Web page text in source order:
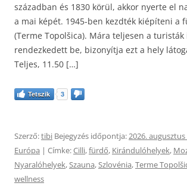
században és 1830 körül, akkor nyerte el
a mai képét. 1945-ben kezdték kiépíteni a
(Terme Topolšica). Mára teljesen a
rendezkedett be, bizonyítja ezt a hely
Teljes, 11.50 […]
Tetszik 3
Szerző:tibi Bejegyzés időpontja:2026. augusztus
Európa | Címke:Cilli,fürdő, Kirándulóhelyek,
Nyaralóhelyek,Szauna,Szlovénia,Terme
wellness